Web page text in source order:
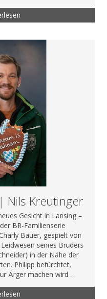
Nils Kreutinger
Gesicht in Lansing –
BR-Familienserie
Bauer, gespielt von
seines Bruders
in der Nähe der
Philipp befürchtet,
Ärger machen wird …